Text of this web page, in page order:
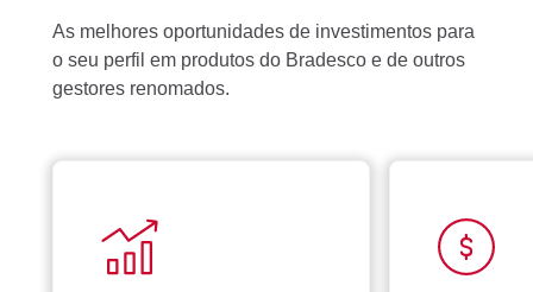
As melhores oportunidades de investimentos para
o seu perfil em produtos do Bradesco e de outros
gestores renomados.